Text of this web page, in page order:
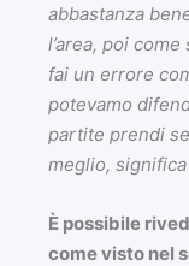
abbastanza
l’area, poi
fai un errore
potevamo
partite prendi
meglio, significa
È possibile
come visto nel